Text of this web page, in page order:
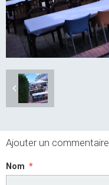
Ajouter un commentaire
Nom